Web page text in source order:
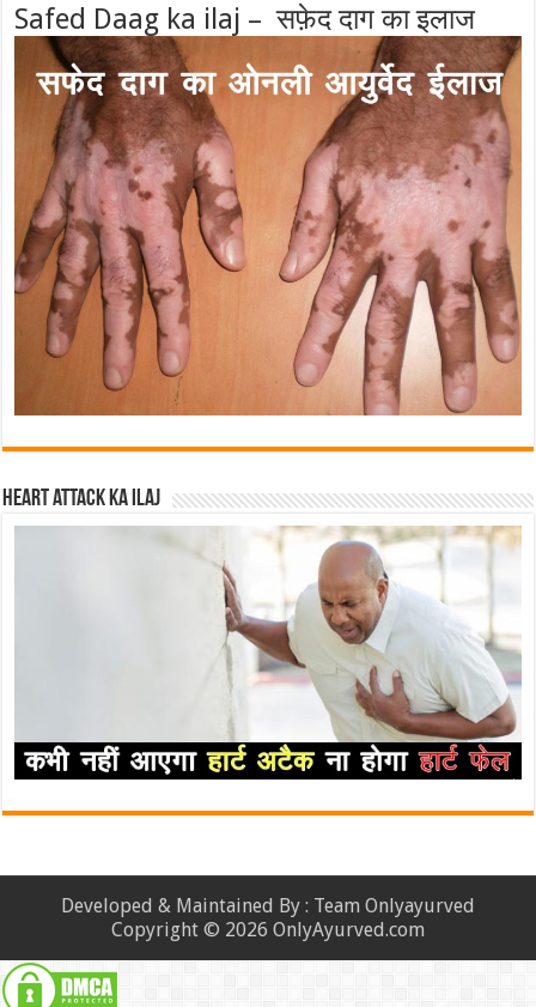
Safed Daag ka ilaj – सफ़ेद दाग का इलाज
Heart attack ka ilaj
Developed & Maintained By : Team Onlyayurved
Copyright © 2026 OnlyAyurved.com